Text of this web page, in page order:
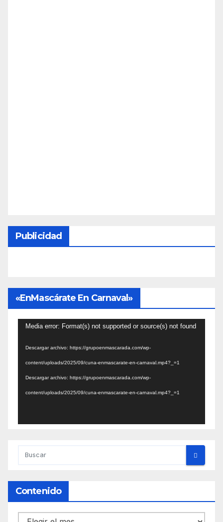
Publicidad
«EnMascárate En Carnaval»
Reproductor
Media error: Format(s) not supported or source(s) not found
Descargar archivo: https://grupoenmascarada.com/wp-
content/uploads/2025/09/cuna-enmascarate-en-carnaval.mp4?_=1
Descargar archivo: https://grupoenmascarada.com/wp-
content/uploads/2025/09/cuna-enmascarate-en-carnaval.mp4?_=1
Contenido
Contenido